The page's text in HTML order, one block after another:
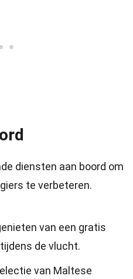
diensten aan boord om
te verbeteren.
van een gratis
de vlucht.
van Maltese